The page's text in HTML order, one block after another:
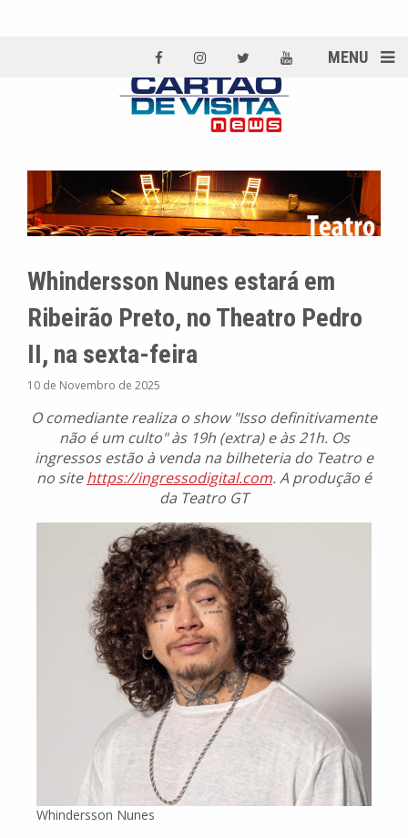
MENU
Whindersson Nunes estará em
Ribeirão Preto, no Theatro Pedro
II, na sexta-feira
10 de Novembro de 2025
O comediante realiza o show "Isso definitivamente
não é um culto" às 19h (extra) e às 21h. Os
ingressos estão à venda na bilheteria do Teatro e
no sitehttps://ingressodigital.com. A produção é
da Teatro GT
Whindersson Nunes